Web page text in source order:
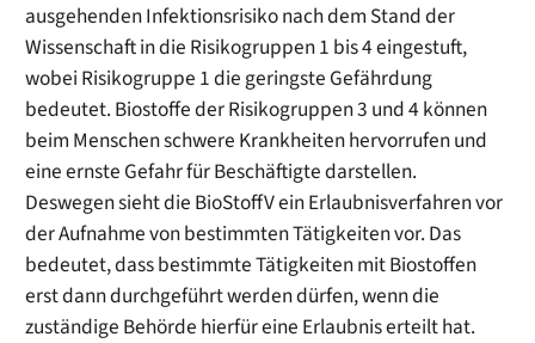
ausgehenden Infektionsrisiko nach dem Stand der
Wissenschaft in die Risikogruppen 1 bis 4 eingestuft,
wobei Risikogruppe 1 die geringste Gefährdung
bedeutet. Biostoffe der Risikogruppen 3 und 4 können
beim Menschen schwere Krankheiten hervorrufen und
eine ernste Gefahr für Beschäftigte darstellen.
Deswegen sieht die BioStoffV ein Erlaubnisverfahren vor
der Aufnahme von bestimmten Tätigkeiten vor. Das
bedeutet, dass bestimmte Tätigkeiten mit Biostoffen
erst dann durchgeführt werden dürfen, wenn die
zuständige Behörde hierfür eine Erlaubnis erteilt hat.